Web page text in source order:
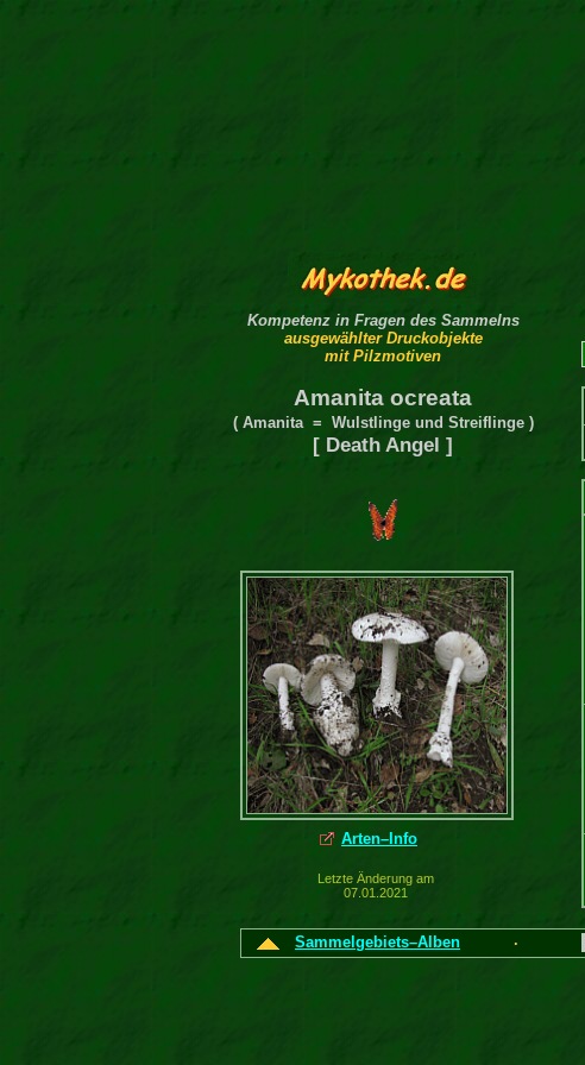
Kompetenz in Fragen des Sammelns
ausgewählter Druckobjekte
mit Pilzmotiven
Amanita ocreata
( Amanita = Wulstlinge und Streiflinge )
[ Death Angel ]
Arten–Info
Letzte Änderung am
07.01.2021
Sammelgebiets–Alben ·